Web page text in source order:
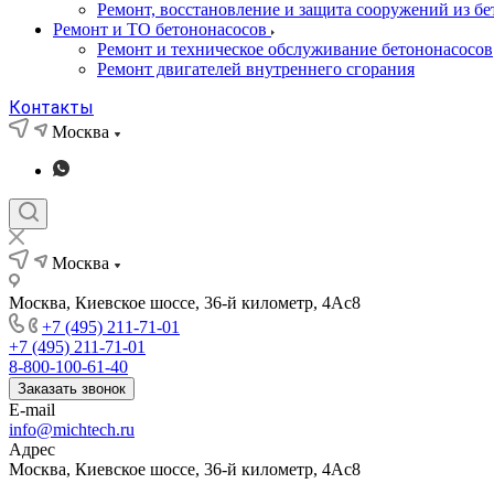
Ремонт, восстановление и защита сооружений из
Ремонт и ТО бетононасосов
Ремонт и техническое обслуживание бетононасосов
Ремонт двигателей внутреннего сгорания
Контакты
Москва
Москва
Москва, Киевское шоссе, 36-й километр, 4Ас8
+7 (495) 211-71-01
+7 (495) 211-71-01
8-800-100-61-40
Заказать звонок
E-mail
info@michtech.ru
Адрес
Москва, Киевское шоссе, 36-й километр, 4Ас8